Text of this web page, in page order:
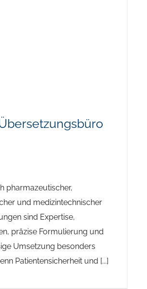
pharmazeutischer,
und medizintechnischer
sind Expertise,
präzise Formulierung und
Umsetzung besonders
Patientensicherheit und [...]